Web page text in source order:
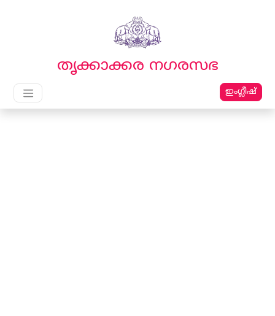
തൃക്കാക്കര നഗരസഭ
ഇംഗ്ലീഷ്
Main Navigation